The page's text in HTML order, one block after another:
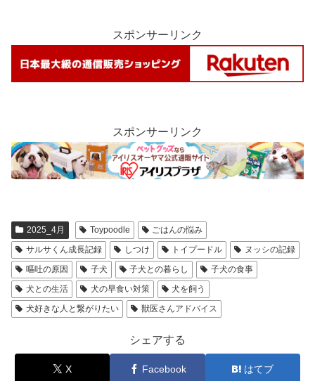
スポンサーリンク
スポンサーリンク
2025_4月 Toypoodle
ごはんの悩み
サルサくん成長記録
しつけ トイプードル
ヌッシの記録
嘔吐の原因
子犬 子犬との暮らし
子犬の食事
犬との生活
犬の早食い対策
犬を飼う
犬好きな人と繋がりたい
獣医さんアドバイス
シェアする
X Facebook はてブ